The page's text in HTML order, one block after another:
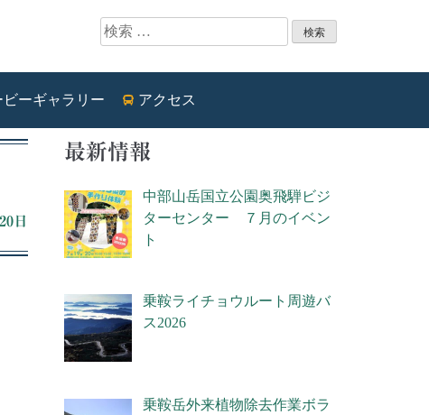
ーギャラリー アクセス
日
最新情報
中部山岳国立公園奥飛騨ビジ
ターセンター ７月のイベン
ト
乗鞍ライチョウルート周遊バ
ス2026
乗鞍岳外来植物除去作業ボラ